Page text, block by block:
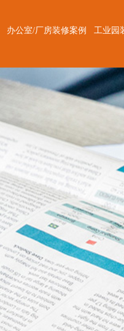
办公室/厂房装修案例 工业园